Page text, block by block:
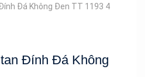
Đính Đá Không